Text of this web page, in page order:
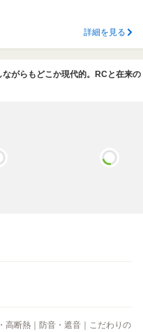
詳細を見る
ながらもどこか現代的。RCと在来の
高断熱｜防音・遮音｜こだわりの